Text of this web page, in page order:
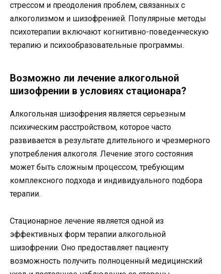
стрессом и преодоления проблем, связанных с
алкоголизмом и шизофренией. Популярные методы
психотерапии включают когнитивно-поведенческую
терапию и психообразовательные программы.
Возможно ли лечение алкогольной
шизофрении в условиях стационара?
Алкогольная шизофрения является серьезным
психическим расстройством, которое часто
развивается в результате длительного и чрезмерного
употребления алкоголя. Лечение этого состояния
может быть сложным процессом, требующим
комплексного подхода и индивидуального подбора
терапии.
Стационарное лечение является одной из
эффективных форм терапии алкогольной
шизофрении. Оно предоставляет пациенту
возможность получить полноценный медицинский